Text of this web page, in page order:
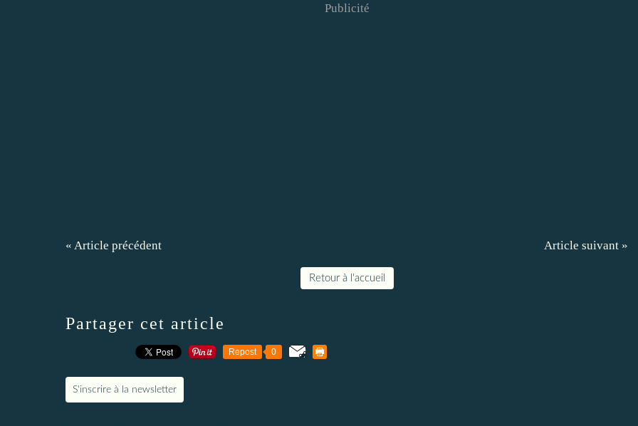
Publicité
« Article précédent Article suivant »
Retour à l'accueil
Partager cet article
Repost 0
S'inscrire à la newsletter